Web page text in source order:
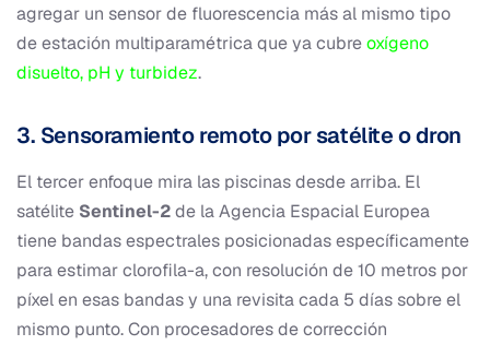
agregar un sensor de fluorescencia más al mismo tipo
de estación multiparamétrica que ya cubreoxígeno
disuelto, pH y turbidez.
3. Sensoramiento remoto por satélite o dron
El tercer enfoque mira las piscinas desde arriba. El
satélite Sentinel-2de la Agencia Espacial Europea
tiene bandas espectrales posicionadas específicamente
para estimar clorofila-a, con resolución de 10 metros por
píxel en esas bandas y una revisita cada 5 días sobre el
mismo punto. Con procesadores de corrección